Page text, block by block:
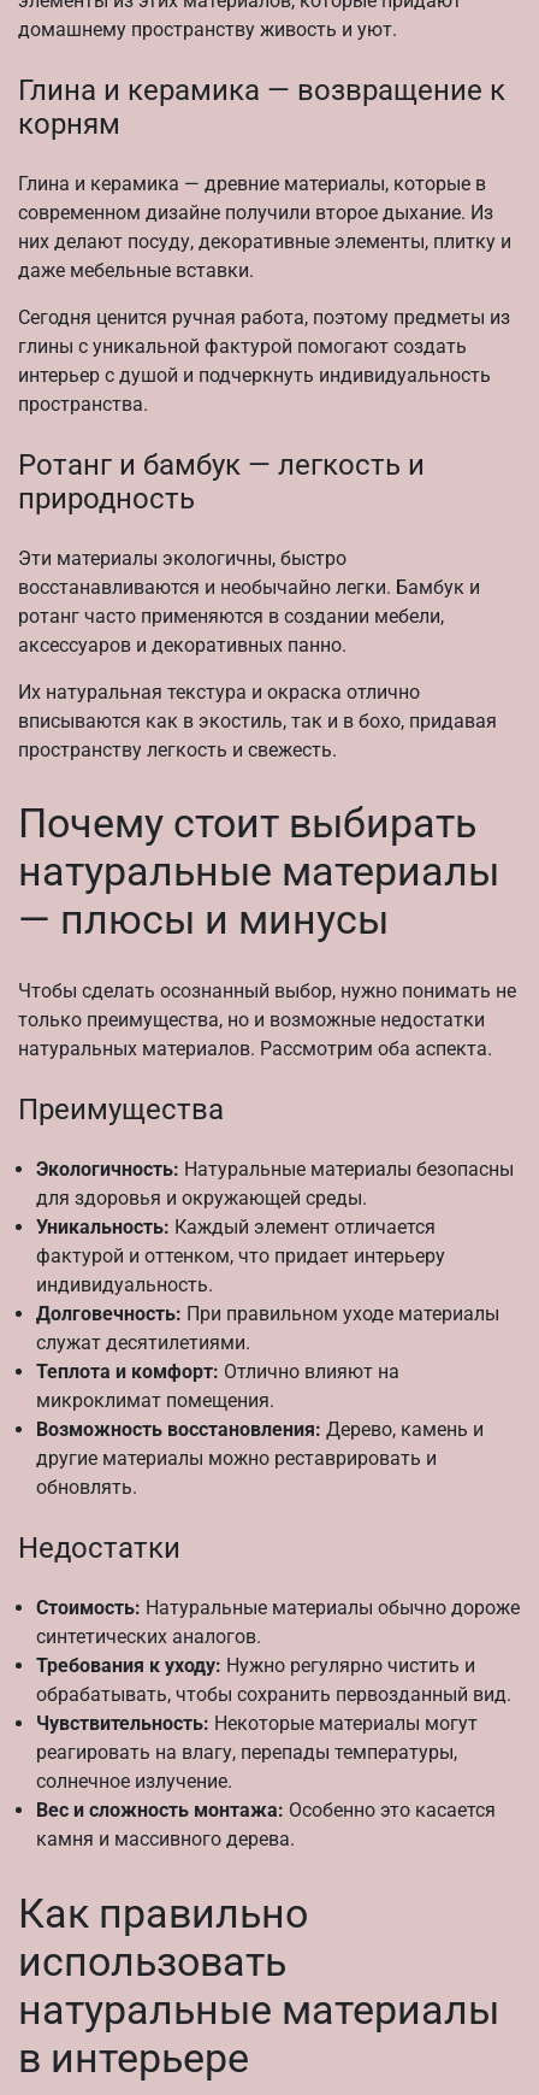
домашнему пространству живость и уют.
Глина и керамика — возвращение к
корням
Глина и керамика — древние материалы, которые в
современном дизайне получили второе дыхание. Из
них делают посуду, декоративные элементы, плитку и
даже мебельные вставки.
Сегодня ценится ручная работа, поэтому предметы из
глины с уникальной фактурой помогают создать
интерьер с душой и подчеркнуть индивидуальность
пространства.
Ротанг и бамбук — легкость и
природность
Эти материалы экологичны, быстро
восстанавливаются и необычайно легки. Бамбук и
ротанг часто применяются в создании мебели,
аксессуаров и декоративных панно.
Их натуральная текстура и окраска отлично
вписываются как в экостиль, так и в бохо, придавая
пространству легкость и свежесть.
Почему стоит выбирать
натуральные материалы
— плюсы и минусы
Чтобы сделать осознанный выбор, нужно понимать не
только преимущества, но и возможные недостатки
натуральных материалов. Рассмотрим оба аспекта.
Преимущества
Экологичность: Натуральные материалы безопасны
для здоровья и окружающей среды.
Уникальность: Каждый элемент отличается
фактурой и оттенком, что придает интерьеру
индивидуальность.
Долговечность: При правильном уходе материалы
служат десятилетиями.
Теплота и комфорт: Отлично влияют на
микроклимат помещения.
Возможность восстановления: Дерево, камень и
другие материалы можно реставрировать и
обновлять.
Недостатки
Стоимость: Натуральные материалы обычно дороже
синтетических аналогов.
Требования к уходу: Нужно регулярно чистить и
обрабатывать, чтобы сохранить первозданный вид.
Чувствительность: Некоторые материалы могут
реагировать на влагу, перепады температуры,
солнечное излучение.
Вес и сложность монтажа: Особенно это касается
камня и массивного дерева.
Как правильно
использовать
натуральные материалы
в интерьере